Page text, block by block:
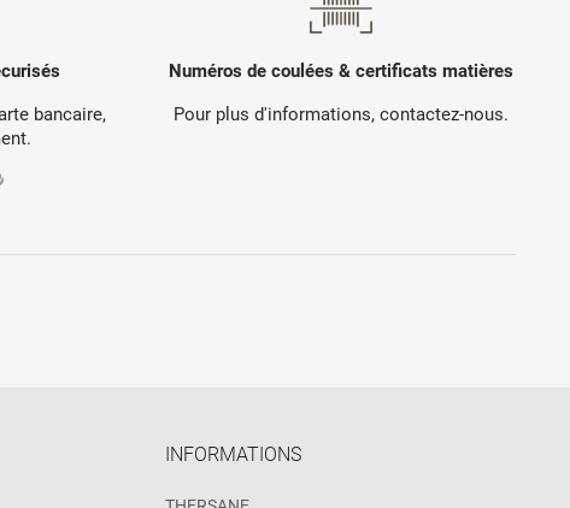
bancaire,
Numéros de coulées & certificats matières
Pour plus d'informations, contactez-nous.
INFORMATIONS